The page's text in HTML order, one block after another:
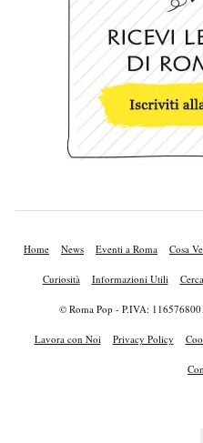
Home News Eventi a Roma Cosa
Curiosità Informazioni Utili Cerca
© Roma Pop - P.IVA:
Lavora con Noi Privacy Policy